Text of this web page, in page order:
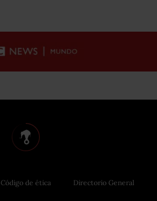
Código de ética Directorio General